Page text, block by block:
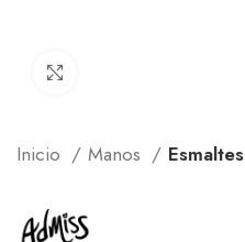
Inicio Manos Esmaltes